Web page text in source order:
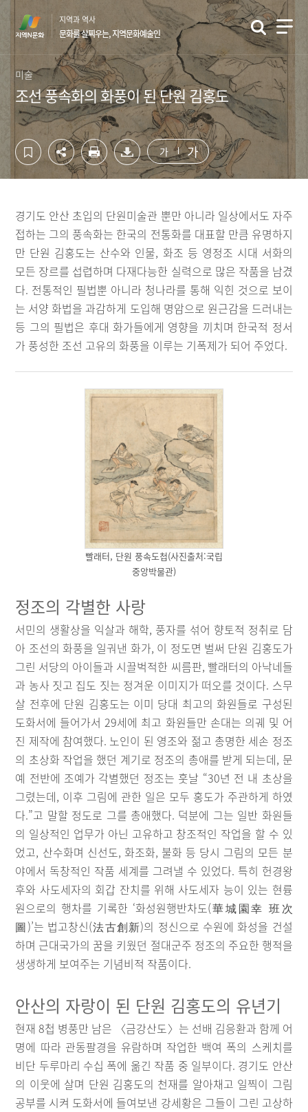
영
역
지역과 역사
문화를 살찌우는, 지역문화예술인
미술
조선 풍속화의 화풍이 된 단원 김홍도
가 가
경기도 안산 초입의 단원미술관 뿐만 아니라 일상에서도 자주
접하는 그의 풍속화는 한국의 전통화를 대표할 만큼 유명하지
만 단원 김홍도는 산수와 인물, 화조 등 영정조 시대 서화의
모든 장르를 섭렵하며 다재다능한 실력으로 많은 작품을 남겼
다. 전통적인 필법뿐 아니라 청나라를 통해 익힌 것으로 보이
는 서양 화법을 과감하게 도입해 명암으로 원근감을 드러내는
등 그의 필법은 후대 화가들에게 영향을 끼치며 한국적 정서
가 풍성한 조선 고유의 화풍을 이루는 기폭제가 되어 주었다.
빨래터, 단원 풍속도첩(사진출처:국립
중앙박물관)
정조의 각별한 사랑
서민의 생활상을 익살과 해학, 풍자를 섞어 향토적 정취로 담
아 조선의 화풍을 일궈낸 화가, 이 정도면 벌써 단원 김홍도가
그린 서당의 아이들과 시끌벅적한 씨름판, 빨래터의 아낙네들
과 농사 짓고 집도 짓는 정겨운 이미지가 떠오를 것이다. 스무
살 전후에 단원 김홍도는 이미 당대 최고의 화원들로 구성된
도화서에 들어가서 29세에 최고 화원들만 손대는 의궤 및 어
진 제작에 참여했다. 노인이 된 영조와 젊고 총명한 세손 정조
의 초상화 작업을 했던 계기로 정조의 총애를 받게 되는데, 문
예 전반에 조예가 각별했던 정조는 훗날 “30년 전 내 초상을
그렸는데, 이후 그림에 관한 일은 모두 홍도가 주관하게 하였
다.”고 말할 정도로 그를 총애했다. 덕분에 그는 일반 화원들
의 일상적인 업무가 아닌 고유하고 창조적인 작업을 할 수 있
었고, 산수화며 신선도, 화조화, 불화 등 당시 그림의 모든 분
야에서 독창적인 작품 세계를 그려낼 수 있었다. 특히 헌경왕
후와 사도세자의 회갑 잔치를 위해 사도세자 능이 있는 현륭
원으로의 행차를 기록한 ‘화성원행반차도(華城園幸 班次
圖)’는 법고창신(法古創新)의 정신으로 수원에 화성을 건설
하며 근대국가의 꿈을 키웠던 절대군주 정조의 주요한 행적을
생생하게 보여주는 기념비적 작품이다.
안산의 자랑이 된 단원 김홍도의 유년기
현재 8첩 병풍만 남은 〈금강산도〉는 선배 김응환과 함께 어
명에 따라 관동팔경을 유람하며 작업한 백여 폭의 스케치를
비단 두루마리 수십 폭에 옮긴 작품 중 일부이다. 경기도 안산
의 이웃에 살며 단원 김홍도의 천재를 알아채고 일찍이 그림
공부를 시켜 도화서에 들여보낸 강세황은 그들이 그린 고상하